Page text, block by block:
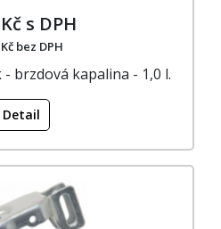
s DPH
bez DPH
brzdová kapalina - 1,0 l.
Detail